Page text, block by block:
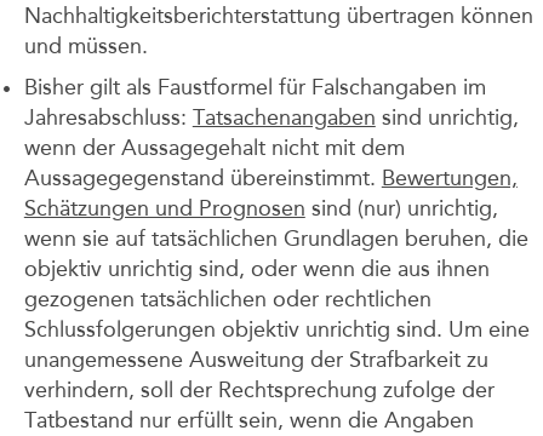
Nachhaltigkeitsberichterstattung übertragen können
und müssen.
Bisher gilt als Faustformel für Falschangaben im
Jahresabschluss: Tatsachenangaben sind unrichtig,
wenn der Aussagegehalt nicht mit dem
Aussagegegenstand übereinstimmt. Bewertungen,
Schätzungen und Prognosen sind (nur) unrichtig,
wenn sie auf tatsächlichen Grundlagen beruhen, die
objektiv unrichtig sind, oder wenn die aus ihnen
gezogenen tatsächlichen oder rechtlichen
Schlussfolgerungen objektiv unrichtig sind. Um eine
unangemessene Ausweitung der Strafbarkeit zu
verhindern, soll der Rechtsprechung zufolge der
Tatbestand nur erfüllt sein, wenn die Angaben